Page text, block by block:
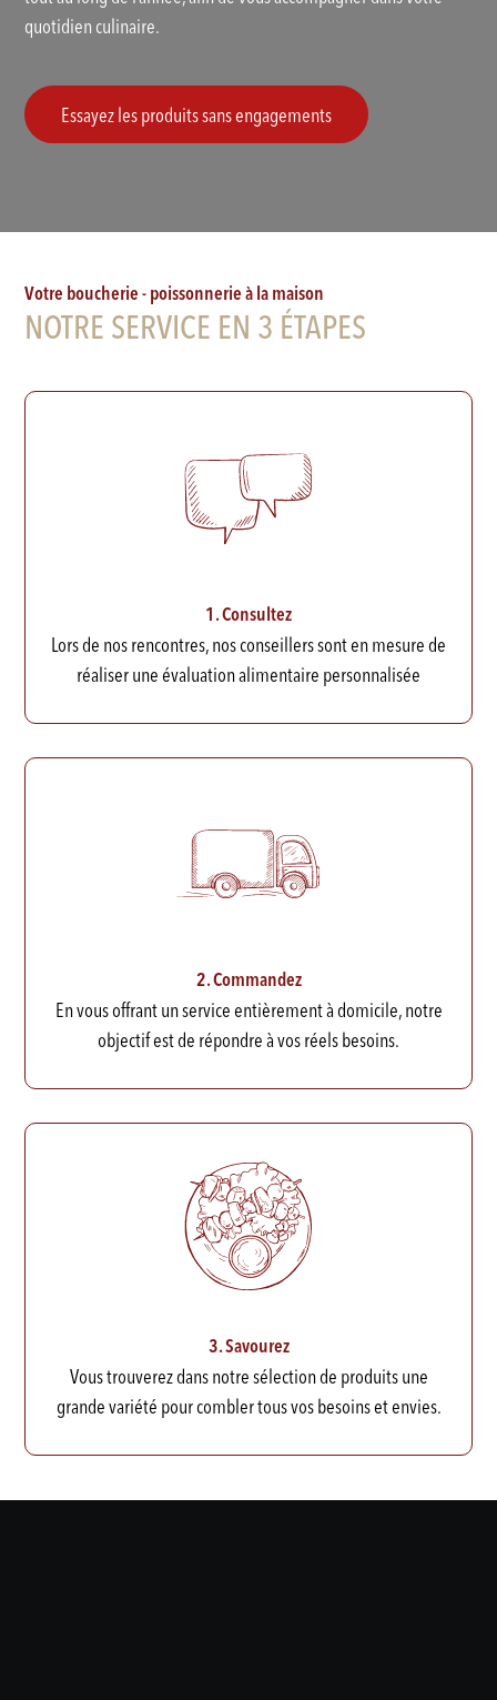
quotidien culinaire.
Essayez les produits sans engagements
Votre boucherie - poissonnerie à la maison
NOTRE SERVICE EN 3 ÉTAPES
1. Consultez
Lors de nos rencontres, nos conseillers sont en mesure de
réaliser une évaluation alimentaire personnalisée
2. Commandez
En vous offrant un service entièrement à domicile, notre
objectif est de répondre à vos réels besoins.
3. Savourez
Vous trouverez dans notre sélection de produits une
grande variété pour combler tous vos besoins et envies.